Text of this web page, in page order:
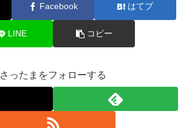
Facebook はてブ
LINE コピー
さったまをフォローする